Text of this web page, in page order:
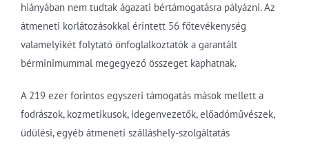
hiányában nem tudtak ágazati bértámogatásra pályázni. Az
átmeneti korlátozásokkal érintett 56 főtevékenység
valamelyikét folytató önfoglalkoztatók a garantált
bérminimummal megegyező összeget kaphatnak.
A 219 ezer forintos egyszeri támogatás mások mellett a
fodrászok, kozmetikusok, idegenvezetők, előadóművészek,
üdülési, egyéb átmeneti szálláshely-szolgáltatás